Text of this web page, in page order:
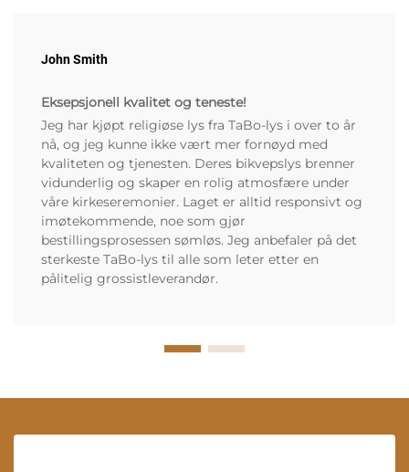
John Smith
Eksepsjonell kvalitet og teneste!
Jeg har kjøpt religiøse lys fra TaBo-lys i over to år
nå, og jeg kunne ikke vært mer fornøyd med
kvaliteten og tjenesten. Deres bikvepslys brenner
vidunderlig og skaper en rolig atmosfære under
våre kirkeseremonier. Laget er alltid responsivt og
imøtekommende, noe som gjør
bestillingsprosessen sømløs. Jeg anbefaler på det
sterkeste TaBo-lys til alle som leter etter en
pålitelig grossistleverandør.